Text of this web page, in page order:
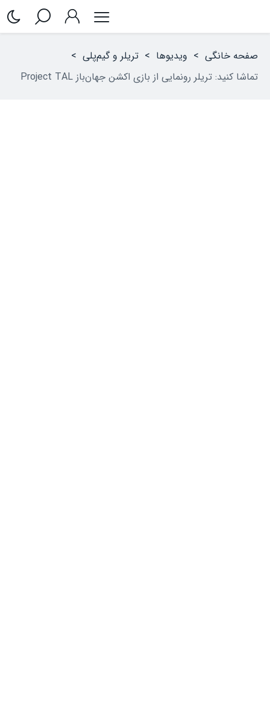
صفحه خانگی > ویدیوها > تریلر و گیم‌پلی >
تماشا کنید: تریلر رونمایی از بازی اکشن جهان‌باز Project TAL